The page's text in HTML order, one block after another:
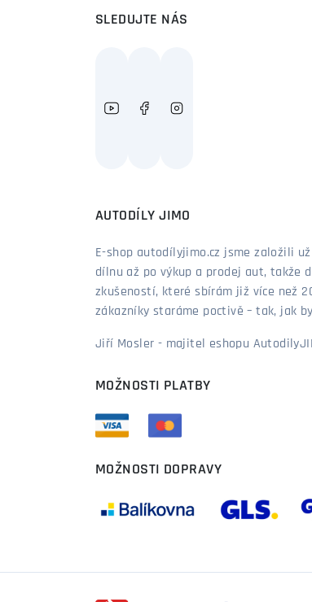
SLEDUJTE NÁS
AUTODÍLY JIMO
E-shop autodílyjimo.cz jsme založili
dílnu až po výkup a prodej aut, takže
zkušeností, které sbírám již více než
zákazníky staráme poctivě – tak, jak
Jiří Mosler - majitel eshopu
MOŽNOSTI PLATBY
MOŽNOSTI DOPRAVY